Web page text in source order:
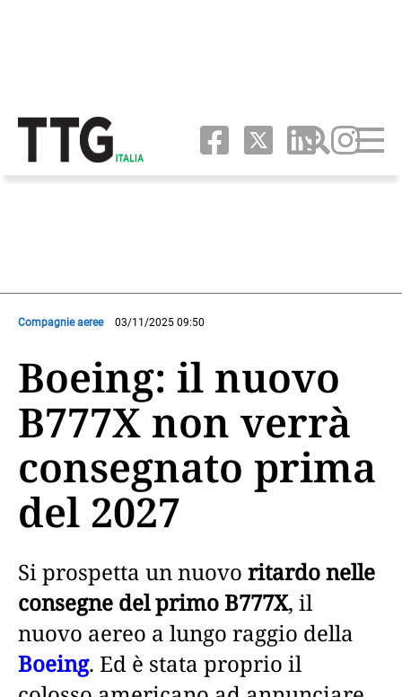
Compagnie aeree 03/11/2025 09:50
Boeing: il nuovo
B777X non verrà
consegnato prima
del 2027
Si prospetta un nuovo ritardo nelle
consegne del primo B777X, il
nuovo aereo a lungo raggio della
Boeing. Ed è stata proprio il